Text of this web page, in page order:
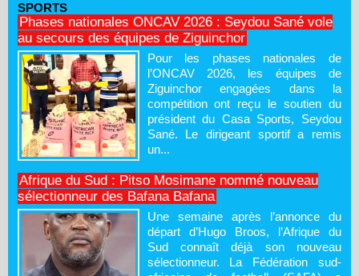
SPORTS
Phases nationales ONCAV 2026 : Seydou Sané vole
au secours des équipes de Ziguinchor
Pour les phases nationales de
l’ONCAV 2026, les équipes de
Ziguinchor engagées dans la
compétition ont reçu le soutien du
président du Casa Sports, Seydou
Sané. Le dirigeant sportif a remis
un...
Afrique du Sud : Pitso Mosimane nommé nouveau
sélectionneur des Bafana Bafana
Une semaine après l’annonce du
départ d’Hugo Broos, l’Afrique du
Sud connaît déjà son nouveau
sélectionneur. La Fédération sud-